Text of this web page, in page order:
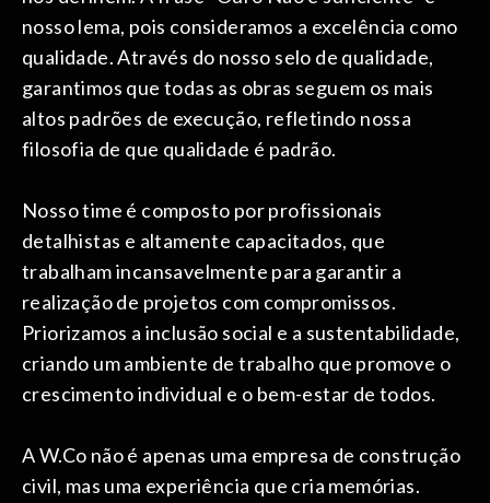
nosso lema, pois consideramos a excelência como
qualidade. Através do nosso selo de qualidade,
garantimos que todas as obras seguem os mais
altos padrões de execução, refletindo nossa
filosofia de que qualidade é padrão.
Nosso time é composto por profissionais
detalhistas e altamente capacitados, que
trabalham incansavelmente para garantir a
realização de projetos com compromissos.
Priorizamos a inclusão social e a sustentabilidade,
criando um ambiente de trabalho que promove o
crescimento individual e o bem-estar de todos.
A W.Co não é apenas uma empresa de construção
civil, mas uma experiência que cria memórias.